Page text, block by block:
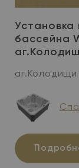
бассейна
аг.Колодищи